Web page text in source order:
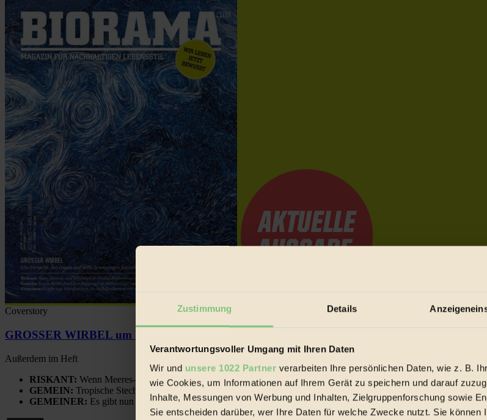
Zustimmung Details
Verantwortungsvoller Umgang mit Ihren Daten
Wir und unsere 1022 Partner verarbeiten Ihre persönlichen Daten, wie z. B.
wie Cookies, um Informationen auf Ihrem Gerät zu speichern und darauf
Inhalte, Messungen von Werbung und Inhalten, Zielgruppenforschung sowie
Sie entscheiden darüber, wer Ihre Daten für welche Zwecke nutzt. Sie können
Coverstory
GROSSER WIRBEL um Versuche, den Ozean und seine Bewegungen festzuhalten.
Außerdem im Heft
RISKANT: Wenn Meeres- und Wildvögel im Freilandhühnerbetrieb vorbeischauen.
GEMEIN: Tropische Stechmücken fühlen sich in Mitteleuropa inziwschen oft zu Hause.
GEMEINER: Es gibt nun Weinflaschen, die nach Entleerung voll wieder zu dir zurückkommen.